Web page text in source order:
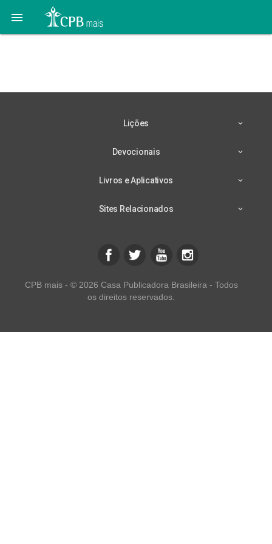

Lições
Devocionais
Livros e Aplicativos
Sites Relacionados
CPB mais - © 2026 Casa Publicadora Brasileira - Todos
os direitos reservados.